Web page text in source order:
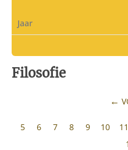
Jaar
Filosofie
5 6 7 8 9 10 11